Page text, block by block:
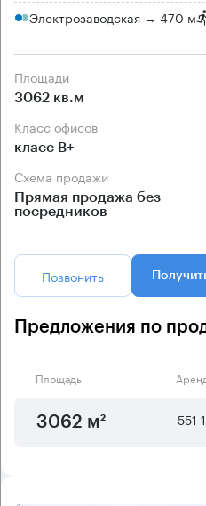
Электрозаводская → 470 м
Площади
3062 кв.м
Класс офисов
класс B+
Схема продажи
Прямая продажа без
посредников
Позвонить
Предложения по
Площадь
3062 м² 551